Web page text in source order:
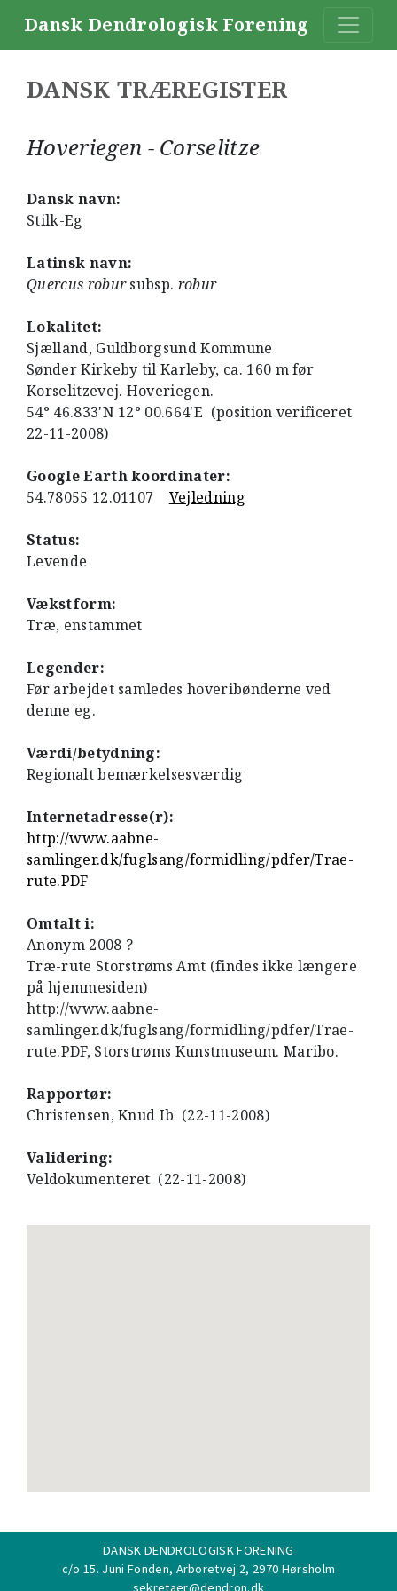
Dansk Dendrologisk Forening
DANSK TRÆREGISTER
Hoveriegen - Corselitze
Dansk navn:
Stilk-Eg
Latinsk navn:
Quercus robursubsp. robur
Lokalitet:
Sjælland, Guldborgsund Kommune
Sønder Kirkeby til Karleby, ca. 160 m før
Korselitzevej. Hoveriegen.
54° 46.833'N 12° 00.664'E (position verificeret
22-11-2008)
Google Earth koordinater:
54.78055 12.01107 Vejledning
Status:
Levende
Vækstform:
Træ, enstammet
Legender:
Før arbejdet samledes hoveribønderne ved
denne eg.
Værdi/betydning:
Regionalt bemærkelsesværdig
Internetadresse(r):
http://www.aabne-
samlinger.dk/fuglsang/formidling/pdfer/Trae-
rute.PDF
Omtalt i:
Anonym 2008 ?
Træ-rute Storstrøms Amt (findes ikke længere
på hjemmesiden)
http://www.aabne-
samlinger.dk/fuglsang/formidling/pdfer/Trae-
rute.PDF, Storstrøms Kunstmuseum. Maribo.
Rapportør:
Christensen, Knud Ib (22-11-2008)
Validering:
Veldokumenteret (22-11-2008)
DANSK DENDROLOGISK FORENING
c/o 15. Juni Fonden, Arboretvej 2, 2970 Hørsholm
sekretaer@dendron.dk